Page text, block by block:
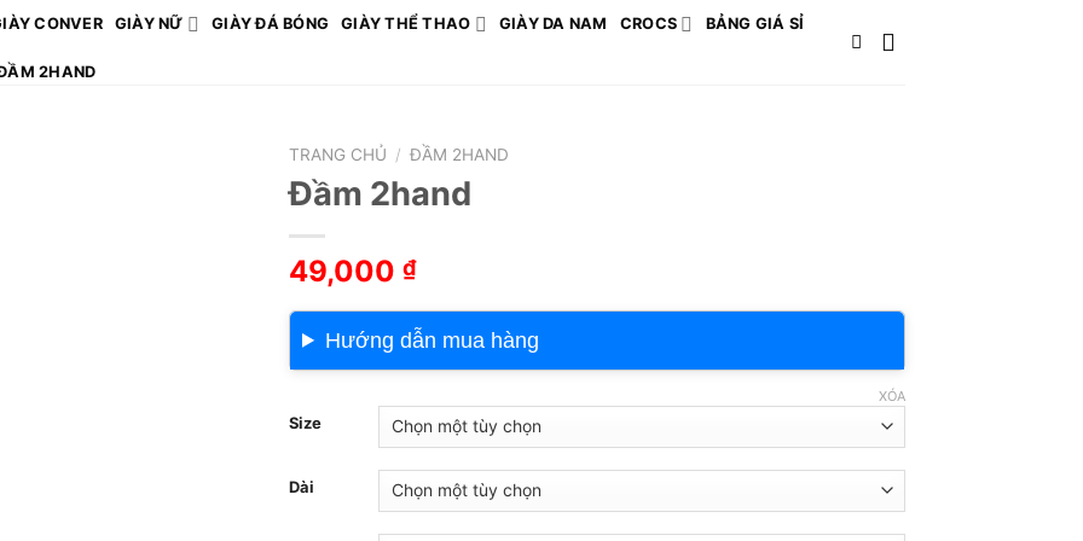
CONVER GIÀY NỮ GIÀY ĐÁ BÓNG GIÀY THỂ THAO GIÀY DA NAM CROCS BẢNG GIÁ SỈ
2HAND
TRANG CHỦ / ĐẦM 2HAND
Đầm 2hand
49,000 ₫
Hướng dẫn mua hàng
Size
Dài
XÓA